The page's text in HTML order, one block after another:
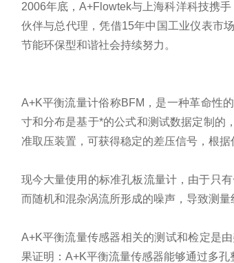
2006年底， A+Flowtek与上海科洋科技携手
伙伴与总代理，凭借15年中国工业仪表市
节能环保型和谐社会持续努力。
A+K平衡流量计俗称BFM ，是一种革命性
寸和分布是基于*的公式和测试数据定制的
准取压装置，可获得稳定的差压信号，根据
现今大量使用的标准孔板流量计，由于只
而随机和混杂涡流所形成的噪声，导致测
A+K平衡流量传感器相关的测试和检定是
果证明： A+K平衡流量传感器能够通过多